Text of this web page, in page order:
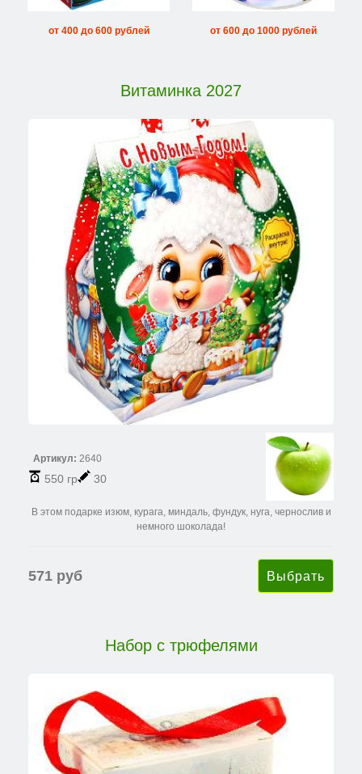
от 400 до 600 рублей от 600 до 1000 рублей
Витаминка 2027
Артикул: 2640
550 гр 30
В этом подарке изюм, курага, миндаль, фундук, нуга, чернослив и
немного шоколада!
571 руб
Набор с трюфелями